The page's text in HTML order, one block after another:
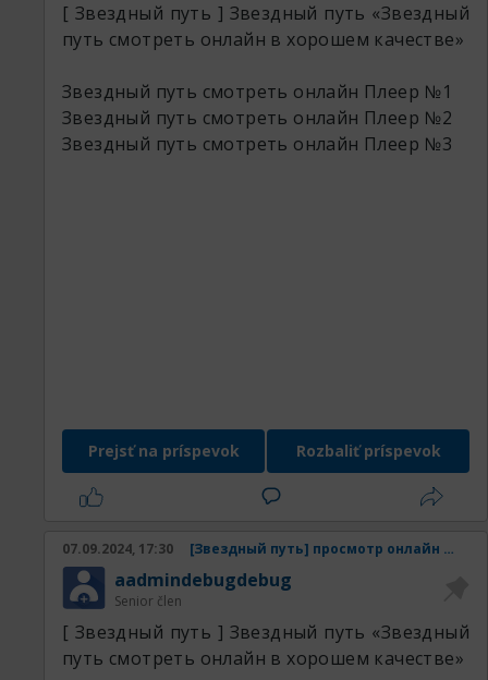
[ Звездный путь ] Звездный путь «Звездный
путь смотреть онлайн в хорошем качестве»
Звездный путь смотреть онлайн Плеер №1
Звездный путь смотреть онлайн Плеер №2
Звездный путь смотреть онлайн Плеер №3
Prejsť na príspevok Rozbaliť príspevok
07.09.2024, 17:30 [Звездный путь] просмотр онлайн Звездный путь смотреть онлайн в хорошем качестве
aadmindebugdebug
Senior člen
[ Звездный путь ] Звездный путь «Звездный
путь смотреть онлайн в хорошем качестве»